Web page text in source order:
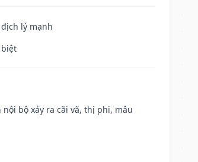
lý mạnh
bộ xảy ra cãi vã, thị phi, mâu